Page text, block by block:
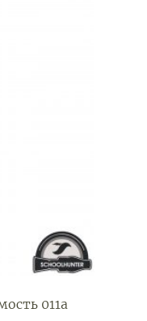
011а